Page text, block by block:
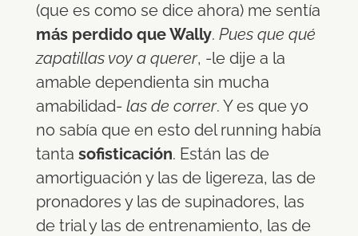
(que es como se dice ahora) me sentía
más perdido que Wally. Pues que qué
zapatillas voy a querer, -le dije a la
amable dependienta sin mucha
amabilidad- las de correr. Y es que yo
no sabía que en esto del running había
tanta sofisticación. Están las de
amortiguación y las de ligereza, las de
pronadores y las de supinadores, las
de trial y las de entrenamiento, las de